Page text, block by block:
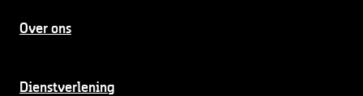
Over ons
Dienstverlening